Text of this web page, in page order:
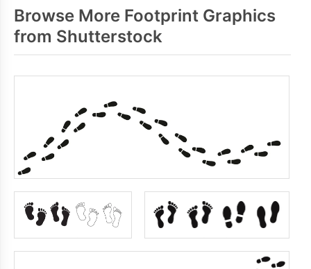
Browse More Footprint Graphics
from Shutterstock